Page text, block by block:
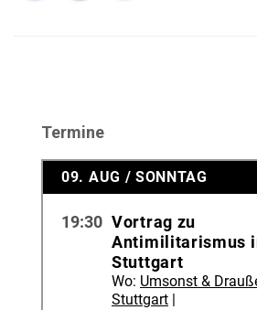
Termine